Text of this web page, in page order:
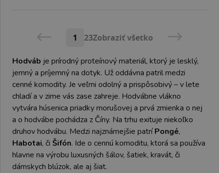
1 23Zobraziť všetko
Hodváb je prírodný proteínový materiál, ktorý je lesklý,
jemný a príjemný na dotyk. Už oddávna patril medzi
cenné komodity. Je veľmi odolný a prispôsobivý – v lete
chladí a v zime vás zase zahreje. Hodvábne vlákno
vytvára húsenica priadky morušovej a prvá zmienka o nej
a o hodvábe pochádza z Číny. Na trhu exituje niekoľko
druhov hodvábu. Medzi najznámejšie patríPongé,
Habotai, či Šifón. Ide o cennú komoditu, ktorá sa používa
hlavne na výrobu luxusných šálov, šatiek, kravát, či
dámskych blúzok, ale aj šiat.